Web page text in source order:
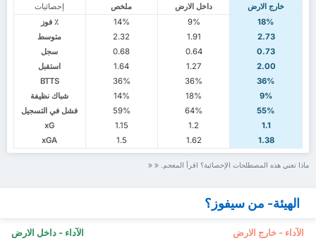
إحصائيات ملخص داخل الارض
خارج الارض
٪ فوز
14% 9%
18%
متوسط
2.32 1.91
2.73
سجل
0.68 0.64
0.73
استقبل
1.64 1.27
2.00
BTTS
36% 36%
36%
شباك نظيفة
14% 18%
9%
فشل في التسجيل
59% 64%
55%
xG
1.15 1.2
1.1
xGA
1.5 1.62 1.38
ماذا تعني هذه المصطلحات الإحصائية؟ اقرأ المعجم.
الهيئة- من سيفوز؟
الآداء - داخل الارض الآداء - خارج الارض